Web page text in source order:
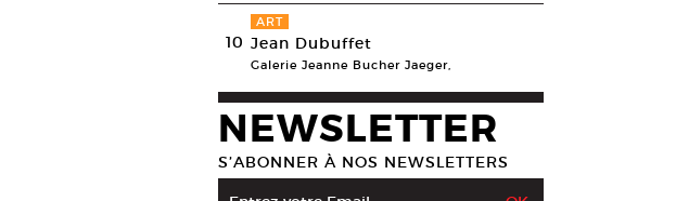
10
ART
Jean Dubuffet
Galerie Jeanne Bucher Jaeger,
NEWSLETTER
S’ABONNER À NOS NEWSLETTERS